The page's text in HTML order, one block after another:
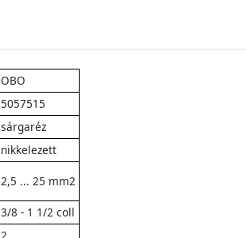
OBO
5057515
sárgaréz
nikkelezett
2,5 ... 25 mm2
3/8 - 1 1/2 coll